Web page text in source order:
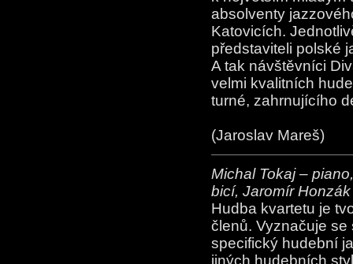
absolventy
Katovicích.
představiteli polské
A tak návštěvníci
velmi kvalitních
turné, zahrnujícího
(Jaroslav Mareš)
Michal Tokaj –
bicí, Jaromír
Hudba kvartetu je
členů. Vyznačuje
specifický hudební
jiných hudebních